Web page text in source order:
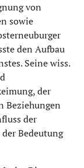
von
sowie
den Aufbau
Seine wiss.
der
Beziehungen
der
Bedeutung